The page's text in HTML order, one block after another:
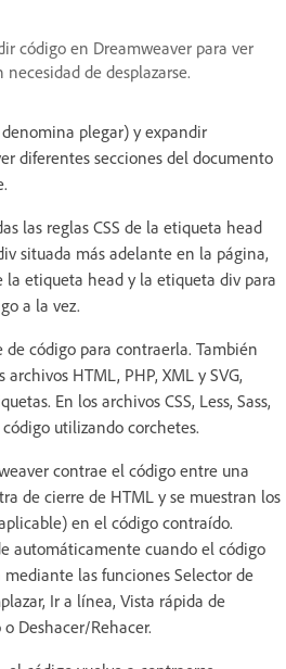
código en Dreamweaver para ver
de desplazarse.
plegar) y expandir
diferentes secciones del documento
las reglas CSS de la etiqueta head
situada más adelante en la página,
la etiqueta head y la etiqueta div para
a la vez.
código para contraerla. También
HTML, PHP, XML y SVG,
En los archivos CSS, Less, Sass,
código utilizando corchetes.
contrae el código entre una
de cierre de HTML y se muestran los
en el código contraído.
automáticamente cuando el código
las funciones Selector de
Ir a línea, Vista rápida de
Deshacer/Rehacer.